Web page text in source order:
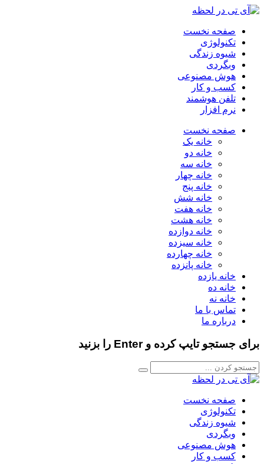
صفحه نخست
تکنولوژی
شیوه زندگی
وبگردی
هوش مصنوعی
کسب و کار
تلفن هوشمند
نرم افزار
صفحه نخست
خانه یک
خانه دو
خانه سه
خانه چهار
خانه پنج
خانه شش
خانه هفت
خانه هشت
خانه دوازده
خانه سیزده
خانه چهارده
خانه پانزده
خانه یازده
خانه ده
خانه نه
تماس با ما
درباره ما
برای جستجو تایپ کرده و Enter را بزنید
صفحه نخست
تکنولوژی
شیوه زندگی
وبگردی
هوش مصنوعی
کسب و کار